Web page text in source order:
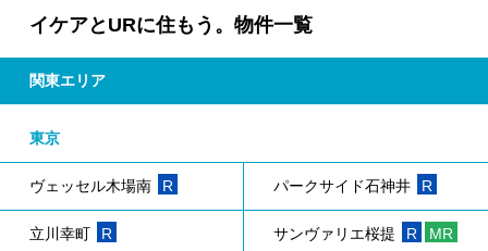
イケアとURに住もう。物件一覧
関東エリア
東京
ヴェッセル木場南 R パークサイド石神井 R
立川幸町 R サンヴァリエ桜提 R MR